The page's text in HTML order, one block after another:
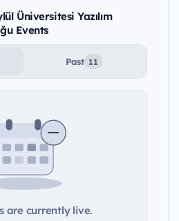
Üniversitesi Yazılım
Events
Past 11
are currently live.